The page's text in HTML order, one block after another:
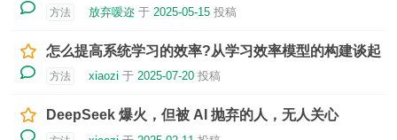
方法 放弃嗳迩 于 2025-05-15 投稿
怎么提高系统学习的效率?从学习效率模型的构建谈起
方法 xiaozi 于 2025-07-20 投稿
DeepSeek 爆火，但被 AI 抛弃的人，无人关心